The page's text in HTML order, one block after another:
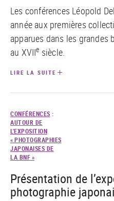
Les conférences Léopold
année aux premières
apparues dans les grandes
au XVIIe siècle.
LIRE LA SUITE
CONFÉRENCES :
AUTOUR DE
L'EXPOSITION
« PHOTOGRAPHIES
JAPONAISES DE
LA BNF »
Présentation de
photographie